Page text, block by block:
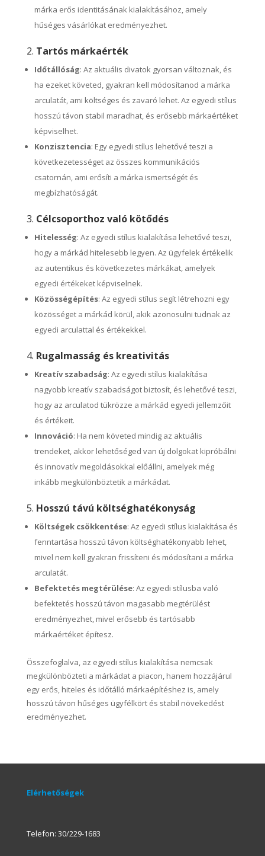
márka erős identitásának kialakításához, amely
hűséges vásárlókat eredményezhet.
2. Tartós márkaérték
Időtállóság: Az aktuális divatok gyorsan változnak, és
ha ezeket követed, gyakran kell módosítanod a márka
arculatát, ami költséges és zavaró lehet. Az egyedi stílus
hosszú távon stabil maradhat, és erősebb márkaértéket
képviselhet.
Konzisztencia: Egy egyedi stílus lehetővé teszi a
következetességet az összes kommunikációs
csatornán, ami erősíti a márka ismertségét és
megbízhatóságát.
3. Célcsoporthoz való kötődés
Hitelesség: Az egyedi stílus kialakítása lehetővé teszi,
hogy a márkád hitelesebb legyen. Az ügyfelek értékelik
az autentikus és következetes márkákat, amelyek
egyedi értékeket képviselnek.
Közösségépítés: Az egyedi stílus segít létrehozni egy
közösséget a márkád körül, akik azonosulni tudnak az
egyedi arculattal és értékekkel.
4. Rugalmasság és kreativitás
Kreatív szabadság: Az egyedi stílus kialakítása
nagyobb kreatív szabadságot biztosít, és lehetővé teszi,
hogy az arculatod tükrözze a márkád egyedi jellemzőit
és értékeit.
Innováció: Ha nem követed mindig az aktuális
trendeket, akkor lehetőséged van új dolgokat kipróbálni
és innovatív megoldásokkal előállni, amelyek még
inkább megkülönböztetik a márkádat.
5. Hosszú távú költséghatékonyság
Költségek csökkentése: Az egyedi stílus kialakítása és
fenntartása hosszú távon költséghatékonyabb lehet,
mivel nem kell gyakran frissíteni és módosítani a márka
arculatát.
Befektetés megtérülése: Az egyedi stílusba való
befektetés hosszú távon magasabb megtérülést
eredményezhet, mivel erősebb és tartósabb
márkaértéket építesz.
Összefoglalva, az egyedi stílus kialakítása nemcsak
megkülönbözteti a márkádat a piacon, hanem hozzájárul
egy erős, hiteles és időtálló márkaépítéshez is, amely
hosszú távon hűséges ügyfélkört és stabil növekedést
eredményezhet.
Elérhetőségek
Telefon: 30/229-1683